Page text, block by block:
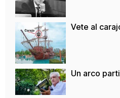
Vete al
Un arco